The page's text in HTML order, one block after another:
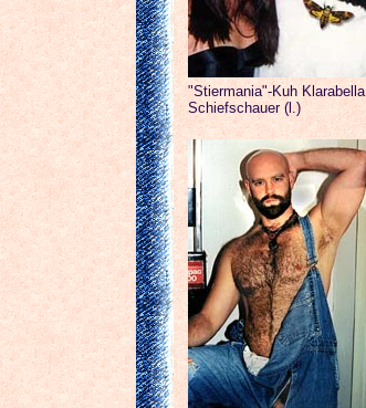
"Stiermania"-Kuh Klarabella
Schiefschauer (l.)